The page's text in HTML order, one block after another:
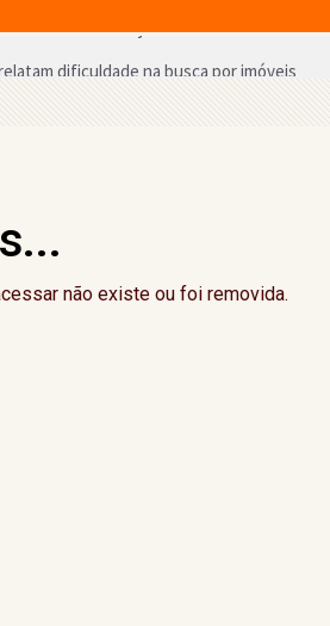
dificuldade na busca por imóveis
em setembro
fundamental no Ideb
não existe ou foi removida.